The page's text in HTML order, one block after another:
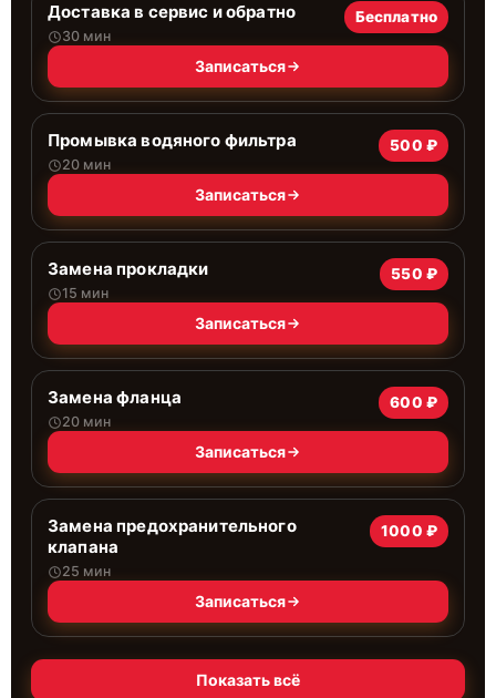
Доставка в сервис и обратно
30 мин
Бесплатно
Записаться
Промывка водяного фильтра
20 мин
500 ₽
Записаться
Замена прокладки
15 мин
550 ₽
Записаться
Замена фланца
20 мин
600 ₽
Записаться
Замена предохранительного
клапана
25 мин
1000 ₽
Записаться
Показать всё